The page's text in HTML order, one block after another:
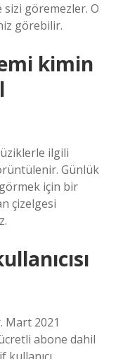
göremezler. O
görebilir.
kimin
ilgili
Günlük
için bir
çizelgesi
Mart 2021
abone dahil